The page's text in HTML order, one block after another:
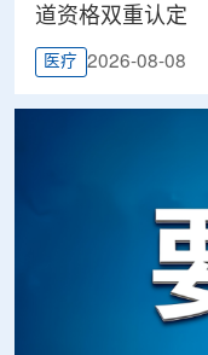
道资格双重认定
医疗 2026-08-08